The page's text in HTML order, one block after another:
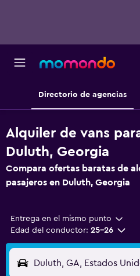
Directorio de agencias
Alquiler de vans
Duluth, Georgia
Compara ofertas baratas de
pasajeros en Duluth, Georgia
Entrega en el mismo punto
Edad del conductor: 25-26
Duluth, GA, Estados